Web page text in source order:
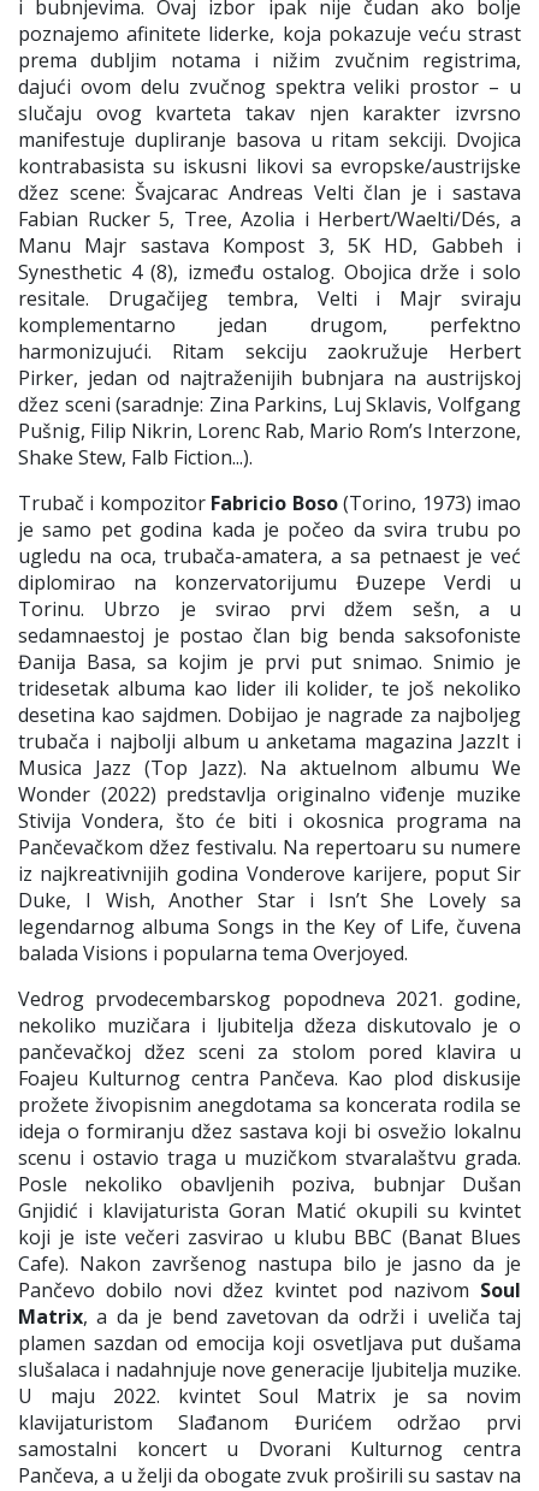
i bubnjevima. Ovaj izbor ipak nije čudan ako bolje
poznajemo afinitete liderke, koja pokazuje veću strast
prema dubljim notama i nižim zvučnim registrima,
dajući ovom delu zvučnog spektra veliki prostor – u
slučaju ovog kvarteta takav njen karakter izvrsno
manifestuje dupliranje basova u ritam sekciji. Dvojica
kontrabasista su iskusni likovi sa evropske/austrijske
džez scene: Švajcarac Andreas Velti član je i sastava
Fabian Rucker 5, Tree, Azolia i Herbert/Waelti/Dés, a
Manu Majr sastava Kompost 3, 5K HD, Gabbeh i
Synesthetic 4 (8), između ostalog. Obojica drže i solo
resitale. Drugačijeg tembra, Velti i Majr sviraju
komplementarno jedan drugom, perfektno
harmonizujući. Ritam sekciju zaokružuje Herbert
Pirker, jedan od najtraženijih bubnjara na austrijskoj
džez sceni (saradnje: Zina Parkins, Luj Sklavis, Volfgang
Pušnig, Filip Nikrin, Lorenc Rab, Mario Rom’s Interzone,
Shake Stew, Falb Fiction...).
Trubač i kompozitor Fabricio Boso(Torino, 1973) imao
je samo pet godina kada je počeo da svira trubu po
ugledu na oca, trubača-amatera, a sa petnaest je već
diplomirao na konzervatorijumu Đuzepe Verdi u
Torinu. Ubrzo je svirao prvi džem sešn, a u
sedamnaestoj je postao član big benda saksofoniste
Đanija Basa, sa kojim je prvi put snimao. Snimio je
tridesetak albuma kao lider ili kolider, te još nekoliko
desetina kao sajdmen. Dobijao je nagrade za najboljeg
trubača i najbolji album u anketama magazina JazzIt i
Musica Jazz (Top Jazz). Na aktuelnom albumu We
Wonder (2022) predstavlja originalno viđenje muzike
Stivija Vondera, što će biti i okosnica programa na
Pančevačkom džez festivalu. Na repertoaru su numere
iz najkreativnijih godina Vonderove karijere, poput Sir
Duke, I Wish, Another Star i Isn’t She Lovely sa
legendarnog albuma Songs in the Key of Life, čuvena
balada Visions i popularna tema Overjoyed.
Vedrog prvodecembarskog popodneva 2021. godine,
nekoliko muzičara i ljubitelja džeza diskutovalo je o
pančevačkoj džez sceni za stolom pored klavira u
Foajeu Kulturnog centra Pančeva. Kao plod diskusije
prožete živopisnim anegdotama sa koncerata rodila se
ideja o formiranju džez sastava koji bi osvežio lokalnu
scenu i ostavio traga u muzičkom stvaralaštvu grada.
Posle nekoliko obavljenih poziva, bubnjar Dušan
Gnjidić i klavijaturista Goran Matić okupili su kvintet
koji je iste večeri zasvirao u klubu BBC (Banat Blues
Cafe). Nakon završenog nastupa bilo je jasno da je
Pančevo dobilo novi džez kvintet pod nazivom Soul
Matrix, a da je bend zavetovan da održi i uveliča taj
plamen sazdan od emocija koji osvetljava put dušama
slušalaca i nadahnjuje nove generacije ljubitelja muzike.
U maju 2022. kvintet Soul Matrix je sa novim
klavijaturistom Slađanom Đurićem održao prvi
samostalni koncert u Dvorani Kulturnog centra
Pančeva, a u želji da obogate zvuk proširili su sastav na